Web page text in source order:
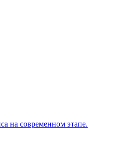
на современном этапе.